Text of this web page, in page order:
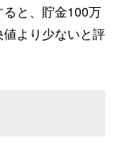
と、貯金100万
より少ないと評